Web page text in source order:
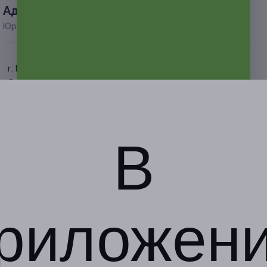
Адресa
Юридическая информация о партнёре
г. Краснодар, ул.
Севастопольская, д. 5
В